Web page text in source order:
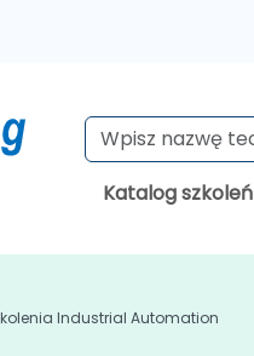
Katalog szkoleń
Industrial Automation